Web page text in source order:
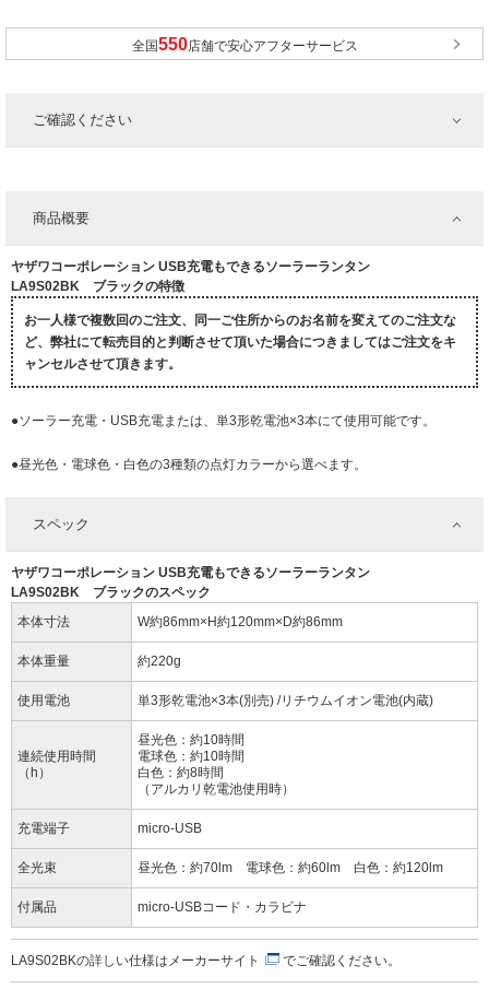
全国 店舗で安心アフターサービス
ご確認ください
商品概要
ヤザワコーポレーション USB充電もできるソーラーランタン
LA9S02BK ブラックの特徴
お一人様で複数回のご注文、同一ご住所からのお名前を変えてのご注文な
ど、弊社にて転売目的と判断させて頂いた場合につきましてはご注文をキ
ャンセルさせて頂きます。
●ソーラー充電・USB充電または、単3形乾電池×3本にて使用可能です。
●昼光色・電球色・白色の3種類の点灯カラーから選べます。
スペック
ヤザワコーポレーション USB充電もできるソーラーランタン
LA9S02BK ブラックのスペック
本体寸法
W約86mm×H約120mm×D約86mm
本体重量 約220g
使用電池 単3形乾電池×3本(別売) /リチウムイオン電池(内蔵)
連続使用時間
（h）
昼光色：約10時間
電球色：約10時間
白色：約8時間
（アルカリ乾電池使用時）
充電端子 micro-USB
全光束 昼光色：約70lm 電球色：約60lm 白色：約120lm
付属品 micro-USBコード・カラビナ
LA9S02BKの詳しい仕様は メーカーサイト でご確認ください。